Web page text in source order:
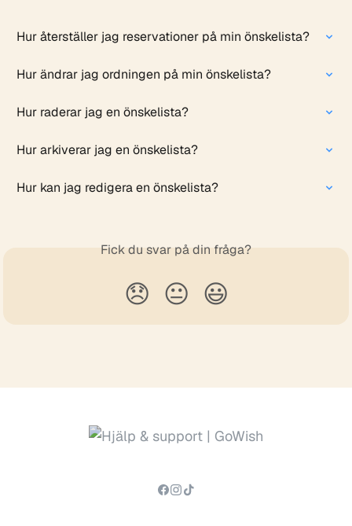
Hur återställer jag reservationer på min önskelista?
Hur ändrar jag ordningen på min önskelista?
Hur raderar jag en önskelista?
Hur arkiverar jag en önskelista?
Hur kan jag redigera en önskelista?
Fick du svar på din fråga?
😞 😐 😃